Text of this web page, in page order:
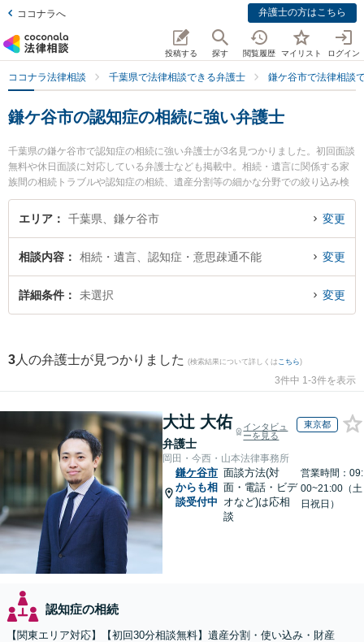
ココナラへ 弁護士の方はこちら
投稿する 探す 閲覧履歴 マイリスト ログイン
ココナラ法律相談 千葉県で法律相談できる弁護士 鎌ケ谷市で法律相談
鎌ケ谷市の認知症の相続に強い弁護士
千葉県の鎌ケ谷市で認知症の相続に強い弁護士が3名見つかりました。初回面談
無料や休日面談に対応している弁護士なども掲載中。相続・遺言に関係する家
族間の相続トラブルや認知症の相続、遺産分割等の細かな分野での絞り込み検
索もでき便利です。特にかまがや総合法律事務所の奧村 裕子弁護士やかまがや
総合法律事務所の新川 雄斗弁護士、かまがや総合法律事務所の塚谷 祐貴弁護士
い』『認知症の相続のトラブル解決の実績豊富な近くの弁護士を検索したい』
『初回相談無料で認知症の相続を法律相談できる鎌ケ谷市内の弁護士に相談予
約したい』などでお困りの相談者さんにおすすめです。
エリア 千葉県、鎌ケ谷市 変更
相談内容 相続・遺言、認知症・意思疎通不能 変更
詳細条件 未選択 変更
3 人の弁護士が見つかりました (検索結果について詳しくは こちら)
3件中 1-3件を表示
大辻 大佑
弁護士
インタビュ
ーを見る
東京都
岡田・今西・山本法律事務所
鎌ケ谷市
からも相
談受付中
面談方法(対
面・電話・ビデ
オなど)は応相
談
営業時間：09:
00~21:00（土
日祝日）
認知症の相続
【関東エリア対応】【初回30分相談無料】遺産分割・使い込み・財産